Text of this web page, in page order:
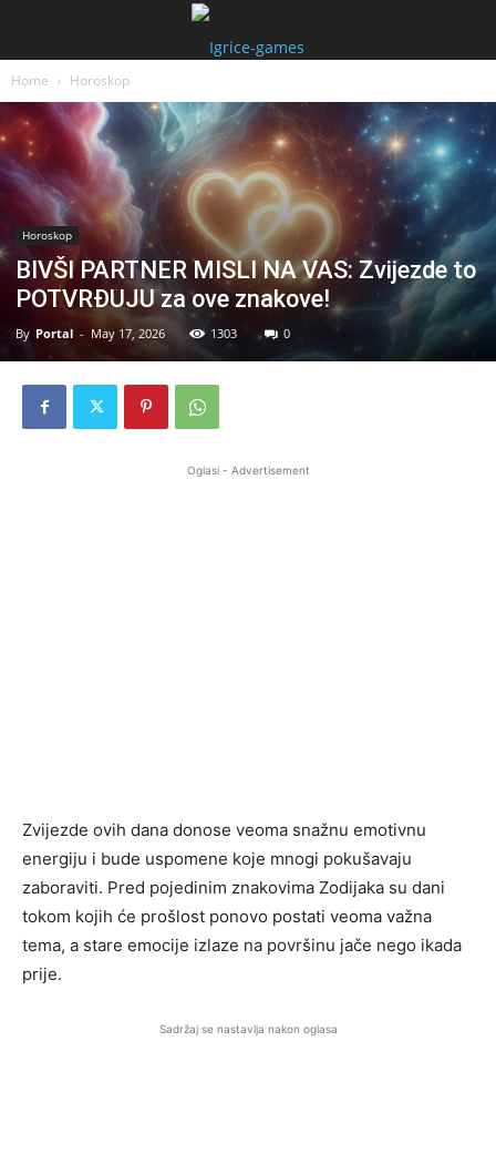
Home Horoskop
Horoskop
BIVŠI PARTNER MISLI NA VAS: Zvijezde to
POTVRĐUJU za ove znakove!
By Portal - May 17, 2026 1303 0
Oglasi - Advertisement
Zvijezde ovih dana donose veoma snažnu emotivnu
energiju i bude uspomene koje mnogi pokušavaju
zaboraviti. Pred pojedinim znakovima Zodijaka su dani
tokom kojih će prošlost ponovo postati veoma važna
tema, a stare emocije izlaze na površinu jače nego ikada
prije.
Sadržaj se nastavlja nakon oglasa